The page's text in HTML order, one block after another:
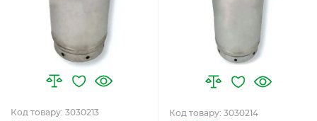
Код товару: 3030213
Код товару: 3030214